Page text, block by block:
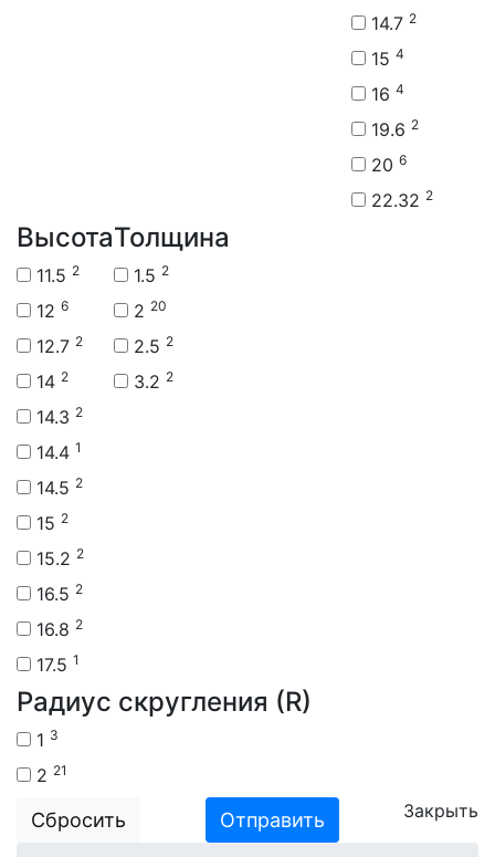
Радиус скругления (R)
1 3
2 21
14.7 2
15 4
16 4
19.6 2
20 6
22.32 2
Толщина
1.5 2
2 20
2.5 2
3.2 2
Высота
11.5 2
12 6
12.7 2
14 2
14.3 2
14.4 1
14.5 2
15 2
15.2 2
16.5 2
16.8 2
17.5 1
Сбросить Отправить Закрыть